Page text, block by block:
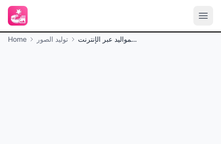
Home توليد الصور مولد ذكاء صناعي للمواليد عبر الإنترنت